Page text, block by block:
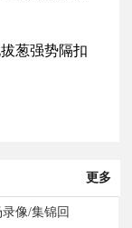
葱强势隔扣
更多
像/集锦回